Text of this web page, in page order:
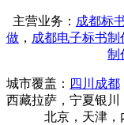
主营业务： 成都标
做 ， 成都电子标书制
制
城市覆盖： 四川成都
西藏拉萨，宁夏银川
北京，天津，